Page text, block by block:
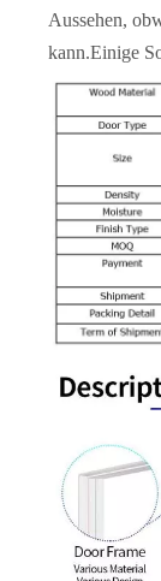
Aussehen,
kann.Einige